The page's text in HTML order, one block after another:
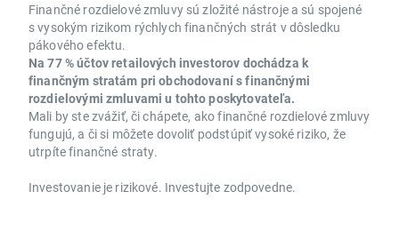
Finančné rozdielové zmluvy sú zložité nástroje a sú spojené
s vysokým rizikom rýchlych finančných strát v dôsledku
pákového efektu.
Na 77 % účtov retailových investorov dochádza k
finančným stratám pri obchodovaní s finančnými
rozdielovými zmluvami u tohto poskytovateľa.
Mali by ste zvážiť, či chápete, ako finančné rozdielové zmluvy
fungujú, a či si môžete dovoliť podstúpiť vysoké riziko, že
utrpíte finančné straty.
Investovanie je rizikové. Investujte zodpovedne.